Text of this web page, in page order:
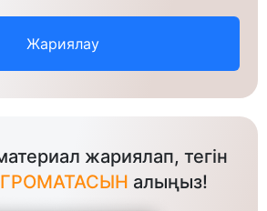
Жариялау
жариялап, тегін
алыңыз!